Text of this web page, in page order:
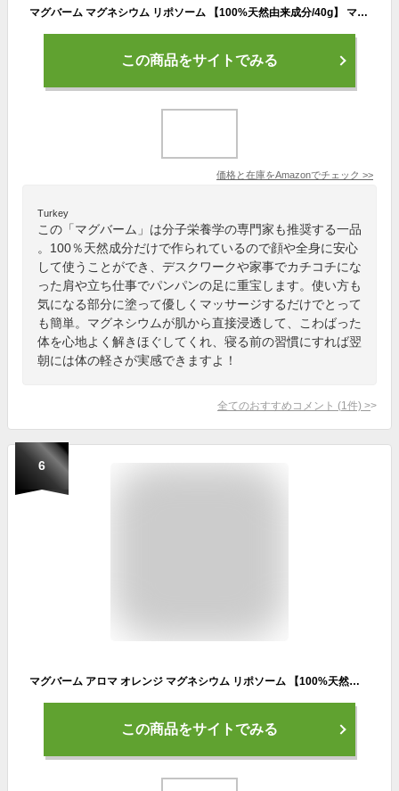
マグバーム マグネシウム リポソーム 【100%天然由来成分/40g】 マグネシウムクリーム マッサージオイル
この商品をサイトでみる
価格と在庫をAmazonでチェック >>
Turkey
この「マグバーム」は分子栄養学の専門家も推奨する一品
。100％天然成分だけで作られているので顔や全身に安心
して使うことができ、デスクワークや家事でカチコチにな
った肩や立ち仕事でパンパンの足に重宝します。使い方も
気になる部分に塗って優しくマッサージするだけでとって
も簡単。マグネシウムが肌から直接浸透して、こわばった
体を心地よく解きほぐしてくれ、寝る前の習慣にすれば翌
朝には体の軽さが実感できますよ！
全てのおすすめコメント (1 件) >
6
マグバーム アロマ オレンジ マグネシウム リポソーム 【100%天然由来成分/100g】 マグネシウムクリーム マッサージオイル
この商品をサイトでみる